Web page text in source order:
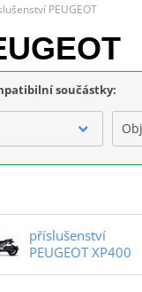
PEUGEOT
součástky:
příslušenství
PEUGEOT XP400